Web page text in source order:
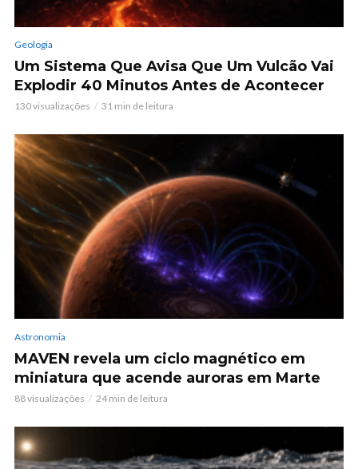
Geologia
Um Sistema Que Avisa Que Um Vulcão Vai
Explodir 40 Minutos Antes de Acontecer
130 visualizações 31 min de leitura
Astronomia
MAVEN revela um ciclo magnético em
miniatura que acende auroras em Marte
88 visualizações 24 min de leitura